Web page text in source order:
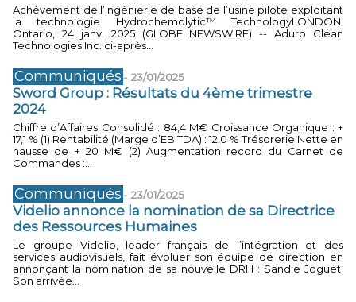
Achèvement de l’ingénierie de base de l’usine pilote exploitant
la technologie Hydrochemolytic™ TechnologyLONDON,
Ontario, 24 janv. 2025 (GLOBE NEWSWIRE) -- Aduro Clean
Technologies Inc. ci-après...
Communiqués - 23/01/2025
Sword Group : Résultats du 4ème trimestre
2024
Chiffre d’Affaires Consolidé : 84,4 M€ Croissance Organique : +
17,1 % (1) Rentabilité (Marge d’EBITDA) : 12,0 % Trésorerie Nette en
hausse de + 20 M€ (2) Augmentation record du Carnet de
Commandes :...
Communiqués - 23/01/2025
Videlio annonce la nomination de sa Directrice
des Ressources Humaines
Le groupe Videlio, leader français de l’intégration et des
services audiovisuels, fait évoluer son équipe de direction en
annonçant la nomination de sa nouvelle DRH : Sandie Joguet.
Son arrivée...